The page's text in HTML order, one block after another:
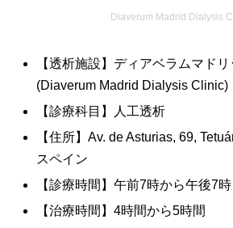
Diaverum Madrid Dialysis
【透析施設】ディアベラムマド
(Diaverum Madrid Dialysis Clinic)
【診療科目】人工透析
【住所】Av. de Asturias, 69,
スペイン
【診療時間】午前7時から午後7時
【治療時間】4時間から5時間